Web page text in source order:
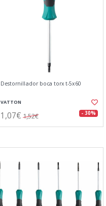
Destornillador boca torx t-5x60
VATTON
1,07€ 1,52€ - 30%